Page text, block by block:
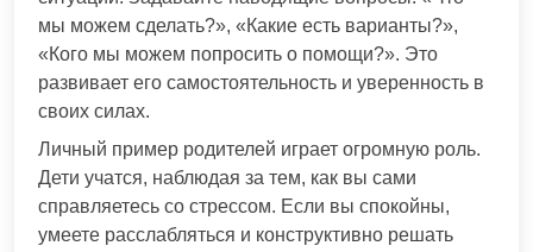
мы можем сделать?», «Какие есть варианты?»,
«Кого мы можем попросить о помощи?». Это
развивает его самостоятельность и уверенность в
своих силах.
Личный пример родителей играет огромную роль.
Дети учатся, наблюдая за тем, как вы сами
справляетесь со стрессом. Если вы спокойны,
умеете расслабляться и конструктивно решать